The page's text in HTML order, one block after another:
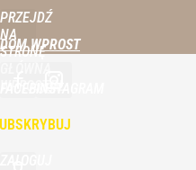
PRZEJDŹ
NA
STRONĘ
DOM WPROST